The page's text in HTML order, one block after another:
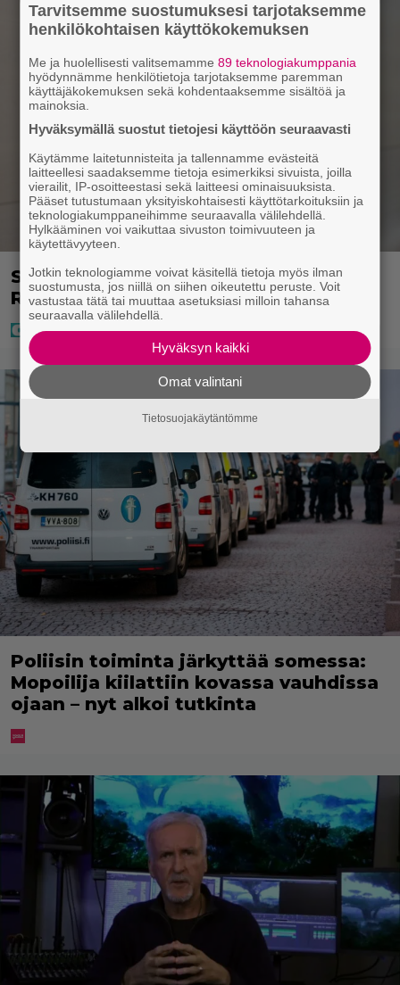
Seiska: Joel Harkimo ja Kastanja
Rauhala – Joel kertoo nyt kaiken
Poliisin toiminta järkyttää somessa:
Mopoilija kiilattiin kovassa vauhdissa
ojaan – nyt alkoi tutkinta
Tarvitsemme suostumuksesi tarjotaksemme
henkilökohtaisen käyttökokemuksen
Me ja huolellisesti valitsemamme89 teknologiakumppania
hyödynnämme henkilötietoja tarjotaksemme paremman
käyttäjäkokemuksen sekä kohdentaaksemme sisältöä ja
mainoksia.
Hyväksymällä suostut tietojesi käyttöön seuraavasti
Käytämme laitetunnisteita ja tallennamme evästeitä
laitteellesi saadaksemme tietoja esimerkiksi sivuista, joilla
vierailit, IP-osoitteestasi sekä laitteesi ominaisuuksista.
Pääset tutustumaan yksityiskohtaisesti käyttötarkoituksiin ja
teknologiakumppaneihimme seuraavalla välilehdellä.
Hylkääminen voi vaikuttaa sivuston toimivuuteen ja
käytettävyyteen.
Jotkin teknologiamme voivat käsitellä tietoja myös ilman
suostumusta, jos niillä on siihen oikeutettu peruste. Voit
vastustaa tätä tai muuttaa asetuksiasi milloin tahansa
seuraavalla välilehdellä.
Hyväksyn kaikki
Omat valintani
Tietosuojakäytäntömme